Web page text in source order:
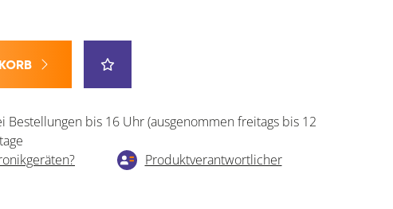
Bestellungen bis 16 Uhr (ausgenommen freitags bis 12
Produktverantwortlicher